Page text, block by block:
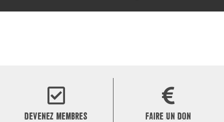
DEVENEZ MEMBRES FAIRE UN DON